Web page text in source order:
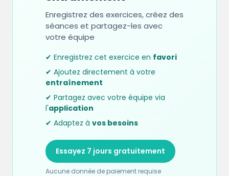
Enregistrez des exercices, créez des
séances et partagez-les avec
votre équipe
✔ Enregistrez cet exercice en favori
✔ Ajoutez directement à votre
entraînement
✔ Partagez avec votre équipe via
l'application
✔ Adaptez à vos besoins
Essayez 7 jours gratuitement
Aucune donnée de paiement requise